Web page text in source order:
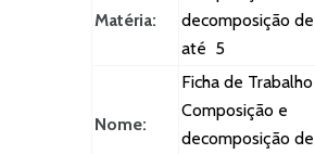
Matéria:
decomposição
até 5
Nome:
Ficha de
Composição e
decomposição